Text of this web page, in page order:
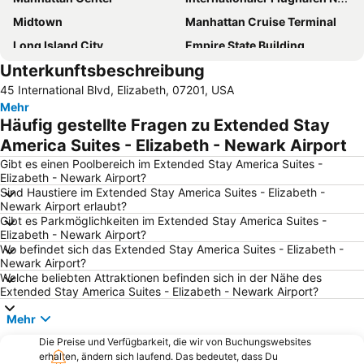
Midtown
Manhattan Cruise Terminal
Long Island City
Empire State Building
Financial District
New York City Marathon
SoHo
Williamsburg
Chelsea
9/11 Memorial
Penn Station
Madison Square Garden
Rockefeller Center
Brooklyn Bridge
Broadway
Harlem
Flughafen LaGuardia
Hell's Kitchen
Bryant Park
Wall Street
Upper East Side
MetLife Stadium
Upper West Side
Grand Central Terminal
Howard Beach JFK Airport Metro Station
JFK Runway Run
Chinatown New York
Unterkunftsbeschreibung
45 International Blvd, Elizabeth, 07201, USA
Mehr
Häufig gestellte Fragen zu Extended Stay
America Suites - Elizabeth - Newark Airport
Gibt es einen Poolbereich im Extended Stay America Suites -
Elizabeth - Newark Airport?
Sind Haustiere im Extended Stay America Suites - Elizabeth -
Newark Airport erlaubt?
Gibt es Parkmöglichkeiten im Extended Stay America Suites -
Elizabeth - Newark Airport?
Wo befindet sich das Extended Stay America Suites - Elizabeth -
Newark Airport?
Welche beliebten Attraktionen befinden sich in der Nähe des
Extended Stay America Suites - Elizabeth - Newark Airport?
Mehr
Die Preise und Verfügbarkeit, die wir von Buchungswebsites
erhalten, ändern sich laufend. Das bedeutet, dass Du